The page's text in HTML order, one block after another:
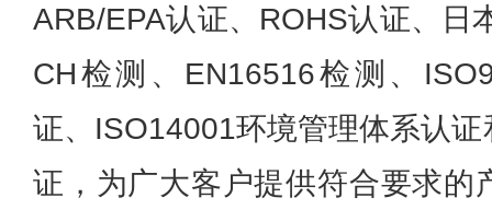
ARB/EPA认证、ROHS认证、
CH检测、EN16516检测、
证、ISO14001环境管理体系认
证，为广大客户提供符合要求的